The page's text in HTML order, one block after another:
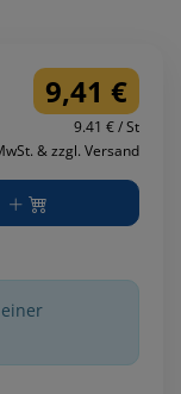
9,41 €
9.41 € / St
& zzgl. Versand